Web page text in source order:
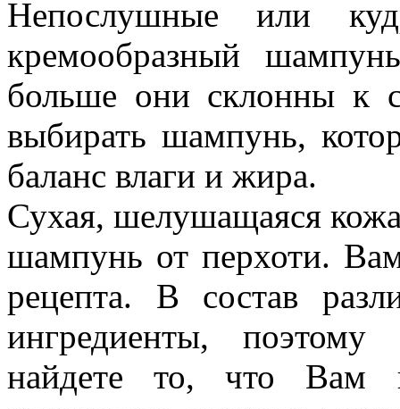
Непослушные или
кремообразный
больше они склонны к
выбирать шампунь,
баланс влаги и жира.
Сухая, шелушащаяся
шампунь от перхоти.
рецепта. В состав
ингредиенты, поэтому
найдете то, что Вам